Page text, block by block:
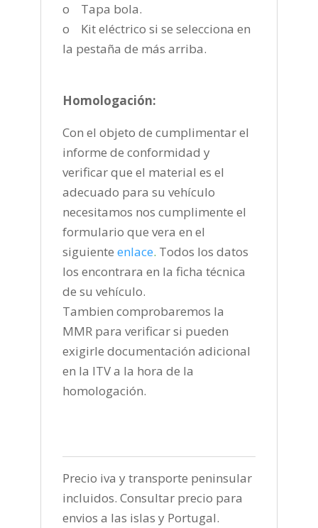
o Tapa bola.
o Kit eléctrico si se selecciona en
la pestaña de más arriba.
Homologación:
Con el objeto de cumplimentar el
informe de conformidad y
verificar que el material es el
adecuado para su vehículo
necesitamos nos cumplimente el
formulario que vera en el
siguiente enlace. Todos los datos
los encontrara en la ficha técnica
de su vehículo.
Tambien comprobaremos la
MMR para verificar si pueden
exigirle documentación adicional
en la ITV a la hora de la
homologación.
Precio iva y transporte peninsular
incluidos. Consultar precio para
envios a las islas y Portugal.